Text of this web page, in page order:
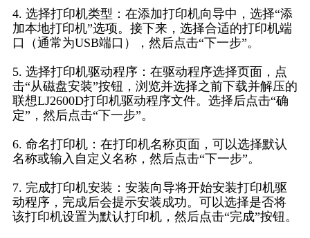
4. 选择打印机类型：在添加打印机向导中，选择“添
加本地打印机”选项。接下来，选择合适的打印机端
口（通常为USB端口），然后点击“下一步”。
5. 选择打印机驱动程序：在驱动程序选择页面，点
击“从磁盘安装”按钮，浏览并选择之前下载并解压的
联想LJ2600D打印机驱动程序文件。选择后点击“确
定”，然后点击“下一步”。
6. 命名打印机：在打印机名称页面，可以选择默认
名称或输入自定义名称，然后点击“下一步”。
7. 完成打印机安装：安装向导将开始安装打印机驱
动程序，完成后会提示安装成功。可以选择是否将
该打印机设置为默认打印机，然后点击“完成”按钮。